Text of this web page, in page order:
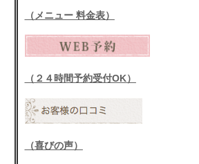
（メニュー 料金表）
（２４時間予約受付OK）
（喜びの声）